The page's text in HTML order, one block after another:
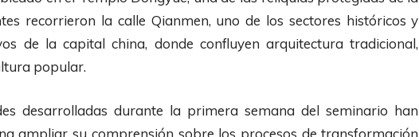
recorrieron la calle Qianmen, uno de los sectores históricos y
de la capital china, donde confluyen arquitectura tradicional,
popular.
desarrolladas durante la primera semana del seminario han
ampliar su comprensión sobre los procesos de transformación